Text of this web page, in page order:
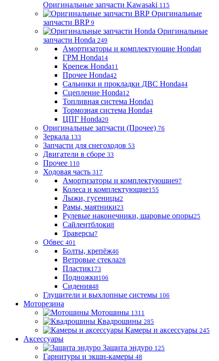
Оригинальные запчасти Kawasaki 115
Оригинальные
запчасти BRP 9
Оригинальные
запчасти Honda 249
Амортизаторы и комплектующие Honda8
ГРМ Honda14
Крепеж Honda11
Прочее Honda42
Сальники и прокладки ДВС Honda44
Сцепление Honda12
Топливная система Honda3
Тормозная система Honda4
ЦПГ Honda20
Оригинальные запчасти (Прочее) 76
Зеркала 133
Запчасти для снегоходов 53
Двигатели в сборе 33
Прочее 110
Ходовая часть 317
Амортизаторы и комплектующие97
Колеса и комплектующие155
Лыжи, гусеницы2
Рамы, маятники23
Рулевые наконечники, шаровые опоры25
Сайлентблоки8
Траверсы7
Обвес 401
Болты, крепёж46
Ветровые стекла28
Пластик173
Подножки106
Сидения48
Глушители и выхлопные системы 106
Моторезина
Мотошины 1311
Квадрошины 285
Камеры и аксессуары 245
Аксессуары
Защита эндуро 125
Гарнитуры и экшн-камеры 48